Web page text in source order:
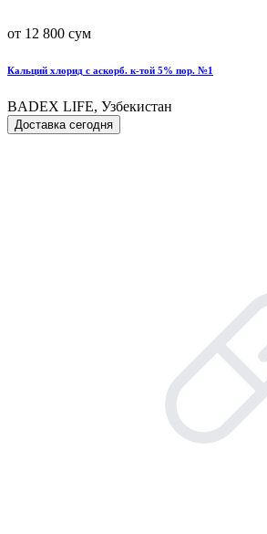
от 12 800 сум
Кальций хлорид с аскорб. к-той 5% пор. №1
BADEX LIFE, Узбекистан
Доставка сегодня